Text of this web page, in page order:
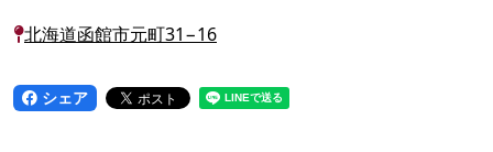
北海道函館市元町31−16
シェア